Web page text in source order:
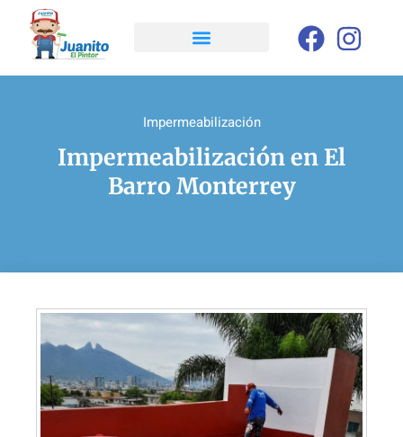
Impermeabilización
Impermeabilización en El
Barro Monterrey